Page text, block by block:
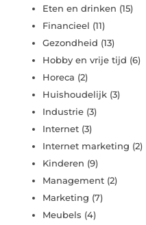
Eten en drinken (15)
Financieel (11)
Gezondheid (13)
Hobby en vrije tijd (6)
Horeca (2)
Huishoudelijk (3)
Industrie (3)
Internet (3)
Internet marketing (2)
Kinderen (9)
Management (2)
Marketing (7)
Meubels (4)